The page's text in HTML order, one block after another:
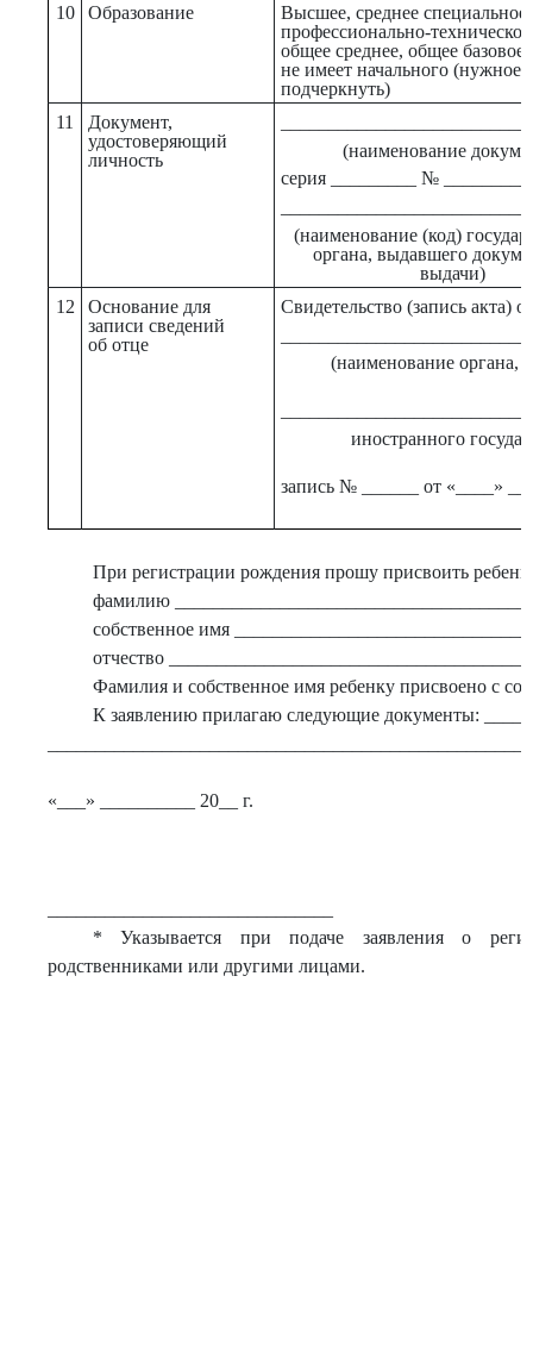
10
Образование
Высшее, среднее специальное,
профессионально-
общее среднее, общее
не имеет начального (нужное
подчеркнуть)
11
Документ,
удостоверяющий
личность
(наименование
серия _________ №
(наименование (код)
органа, выдавшего
выдачи)
12
Основание для
записи сведений
об отце
Свидетельство (запись акта)
(наименование органа,
иностранного
запись № ______ от «____»
При регистрации рождения прошу присвоить
фамилию
собственное имя
отчество
Фамилия и собственное имя ребенку присвоено с
К заявлению прилагаю следующие документы:
«___» __________ 20__ г.
* Указывается при подаче заявления о
родственниками или другими лицами.